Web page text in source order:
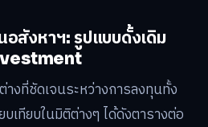
อสังหาฯ: รูปแบบดั้งเดิม
งที่ชัดเจนระหว่างการลงทุนทั้ง
เทียบในมิติต่างๆ ได้ดังตารางต่อ